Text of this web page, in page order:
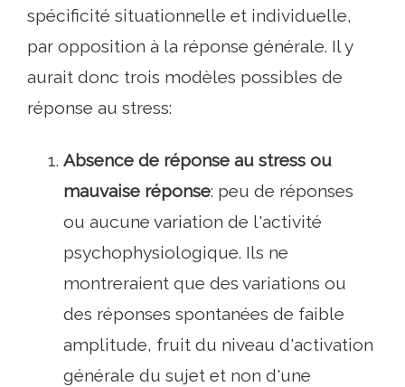
spécificité situationnelle et individuelle,
par opposition à la réponse générale. Il y
aurait donc trois modèles possibles de
réponse au stress:
Absence de réponse au stress ou
mauvaise réponse: peu de réponses
ou aucune variation de l'activité
psychophysiologique. Ils ne
montreraient que des variations ou
des réponses spontanées de faible
amplitude, fruit du niveau d'activation
générale du sujet et non d'une